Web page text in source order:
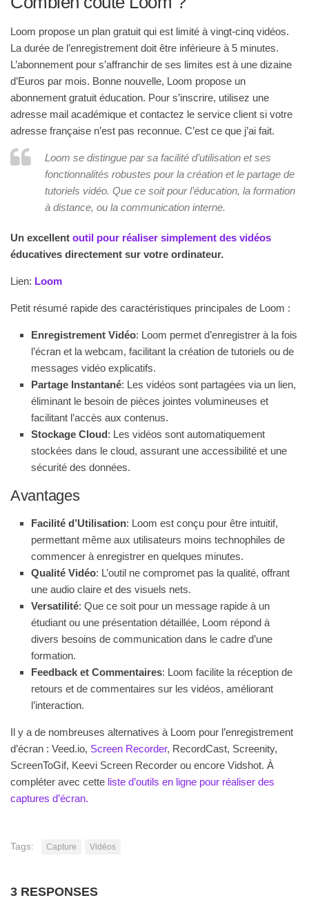
Loom propose un plan gratuit qui est limité à vingt-cinq vidéos.
La durée de l’enregistrement doit être inférieure à 5 minutes.
L’abonnement pour s’affranchir de ses limites est à une dizaine
d’Euros par mois. Bonne nouvelle, Loom propose un
abonnement gratuit éducation. Pour s’inscrire, utilisez une
adresse mail académique et contactez le service client si votre
adresse française n’est pas reconnue. C’est ce que j’ai fait.
Loom se distingue par sa facilité d’utilisation et ses
fonctionnalités robustes pour la création et le partage de
tutoriels vidéo. Que ce soit pour l’éducation, la formation
à distance, ou la communication interne.
Un excellent outil pour réaliser simplement des vidéos
éducatives directement sur votre ordinateur.
Lien: Loom
Petit résumé rapide des caractéristiques principales de Loom :
Enregistrement Vidéo: Loom permet d’enregistrer à la fois
l’écran et la webcam, facilitant la création de tutoriels ou de
messages vidéo explicatifs.
Partage Instantané: Les vidéos sont partagées via un lien,
éliminant le besoin de pièces jointes volumineuses et
facilitant l’accès aux contenus.
Stockage Cloud: Les vidéos sont automatiquement
stockées dans le cloud, assurant une accessibilité et une
sécurité des données.
Avantages
Facilité d’Utilisation: Loom est conçu pour être intuitif,
permettant même aux utilisateurs moins technophiles de
commencer à enregistrer en quelques minutes.
Qualité Vidéo: L’outil ne compromet pas la qualité, offrant
une audio claire et des visuels nets.
Versatilité: Que ce soit pour un message rapide à un
étudiant ou une présentation détaillée, Loom répond à
divers besoins de communication dans le cadre d’une
formation.
Feedback et Commentaires: Loom facilite la réception de
retours et de commentaires sur les vidéos, améliorant
l’interaction.
Il y a de nombreuses alternatives à Loom pour l’enregistrement
d’écran : Veed.io, Screen Recorder, RecordCast, Screenity,
ScreenToGif, Keevi Screen Recorder ou encore Vidshot. À
compléter avec cette liste d’outils en ligne pour réaliser des
captures d’écran.
Tags: Capture Vidéos
3 RESPONSES